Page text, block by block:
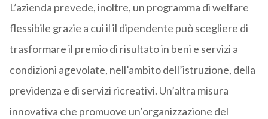
L’azienda prevede, inoltre, un programma di welfare
flessibile grazie a cui il il dipendente può scegliere di
trasformare il premio di risultato in beni e servizi a
condizioni agevolate, nell’ambito dell’istruzione, della
previdenza e di servizi ricreativi. Un’altra misura
innovativa che promuove un’organizzazione del